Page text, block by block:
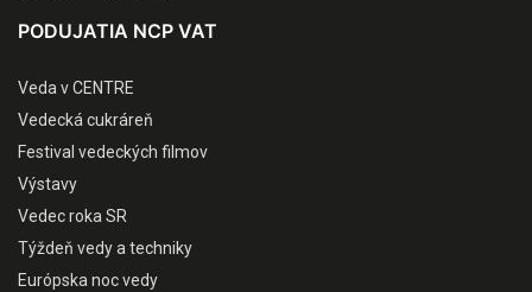
PODUJATIA NCP VAT
Veda v CENTRE
Vedecká cukráreň
Festival vedeckých filmov
Výstavy
Vedec roka SR
Týždeň vedy a techniky
Európska noc vedy